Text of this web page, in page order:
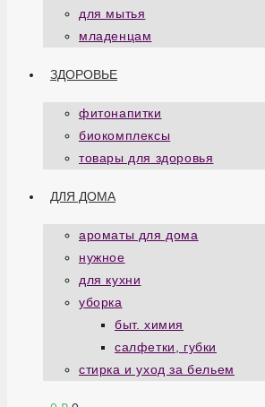
для мытья
младенцам
ЗДОРОВЬЕ
фитонапитки
биокомплексы
товары для здоровья
ДЛЯ ДОМА
ароматы для дома
нужное
для кухни
уборка
быт. химия
салфетки, губки
стирка и уход за бельем